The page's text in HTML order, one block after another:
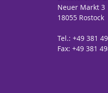
Neuer Markt 3
18055 Rostock
Tel.: +49 381
Fax: +49 381